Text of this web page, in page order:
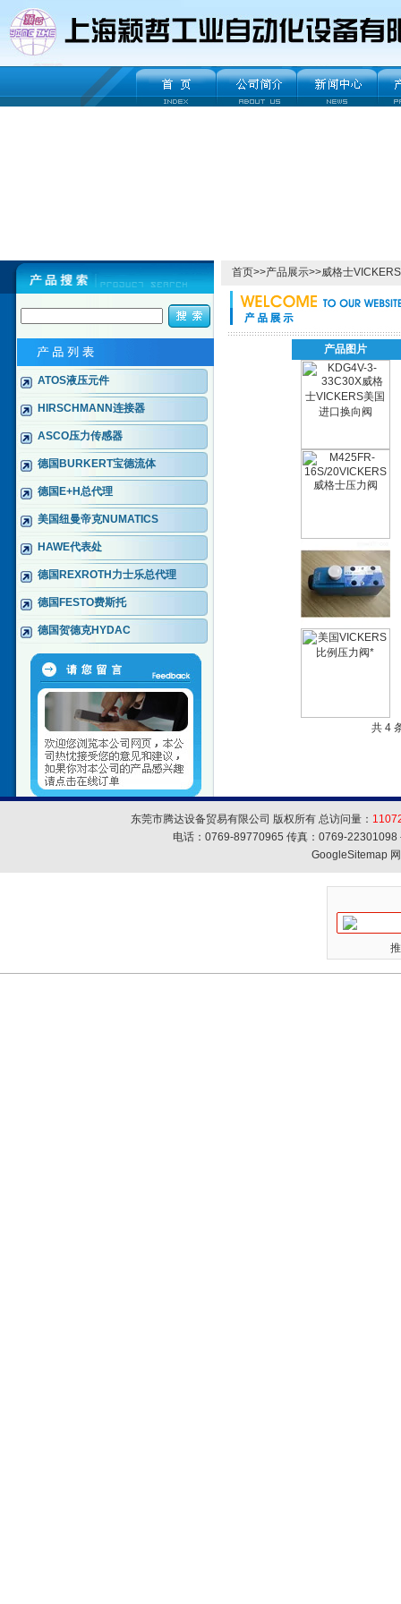
ATOS液压元件
HIRSCHMANN连接器
ASCO压力传感器
德国BURKERT宝德流体
德国E+H总代理
美国纽曼帝克NUMATICS
HAWE代表处
德国REXROTH力士乐总代理
德国FESTO费斯托
德国贺德克HYDAC
首页>>产品展示>>威格士VICKERS
产品图片
共 4
东莞市腾达设备贸易有限公司 版权所有 总访问量：
电话：0769-89770965 传真：0769-
GoogleSitemap网